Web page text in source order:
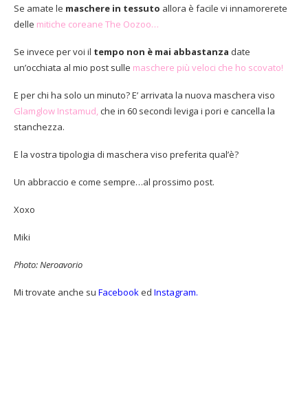
Se amate le maschere in tessuto allora è facile vi innamorerete
delle mitiche coreane The Oozoo…
Se invece per voi il tempo non è mai abbastanza date
un’occhiata al mio post sulle maschere più veloci che ho scovato!
E per chi ha solo un minuto? E’ arrivata la nuova maschera viso
Glamglow Instamud,che in 60 secondi leviga i pori e cancella la
stanchezza.
E la vostra tipologia di maschera viso preferita qual’è?
Un abbraccio e come sempre…al prossimo post.
Xoxo
Miki
Photo: Neroavorio
Mi trovate anche su Facebooked Instagram.